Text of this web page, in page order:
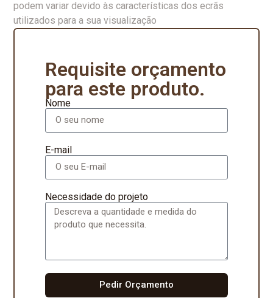
podem variar devido às características dos ecrãs
utilizados para a sua visualização
Requisite orçamento
para este produto.
Nome
E-mail
Necessidade do projeto
Pedir Orçamento